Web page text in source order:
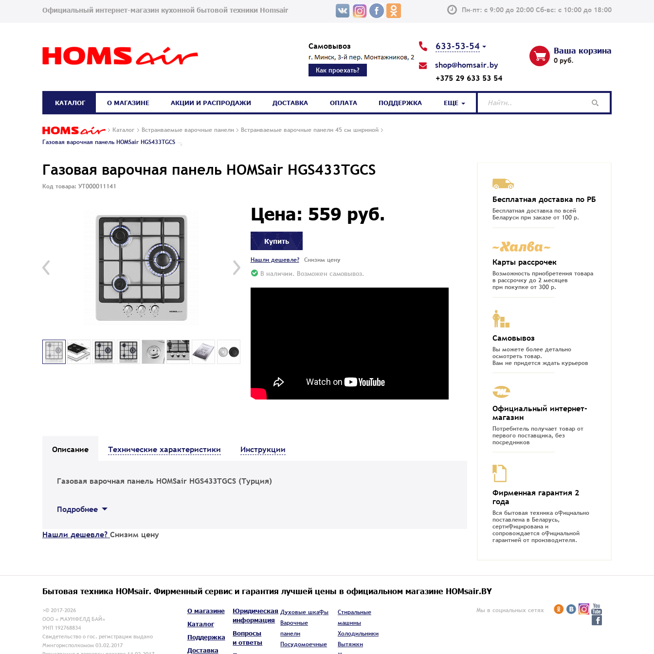
Официальный интернет-магазин кухонной бытовой техники Homsair Пн–пт: с 9:00 до 20:00 Сб-вс: с 10:00 до 18:00
Самовывоз
Как проехать?
633-53-54
shop@homsair.by
+375 29 633 53 54
Ваша корзина
0 руб.
Каталог Встраиваемые варочные панели
Встраиваемые варочные панели 45 см шириной
Газовая варочная панель HOMSair HGS433TGCS
Газовая варочная панель HOMSair HGS433TGCS
Код товара: УТ000011141
Цена: 559 руб.
Купить
Нашли дешевле? Снизим цену
В наличии. Возможен самовывоз.
Описание Технические характеристики Инструкции
Газовая варочная панель HOMSair HGS433TGCS (Турция)
Подробнее
Нашли дешевле? Снизим цену
Бесплатная доставка по РБ
Бесплатная доставка по всей
Беларуси при заказе от 100 р.
Карты рассрочек
Возможность приобретения товара
в рассрочку до 2 месяцев
при покупке от 300 р.
Самовывоз
Вы можете более детально
осмотреть товар.
Вам не придется ждать курьеров
Официальный интернет-
магазин
Потребитель получает товар от
первого поставщика, без
посредников
Фирменная гарантия 2
года
Вся бытовая техника официально
поставлена в Беларусь,
сертифицирована и
сопровождается официальной
гарантией от производителя.
КАТАЛОГ О МАГАЗИНЕ АКЦИИ И РАСПРОДАЖИ ДОСТАВКА ОПЛАТА ПОДДЕРЖКА ЕЩЕ
Бытовая техника HOMsair. Фирменный сервис и гарантия лучшей цены в официальном магазине HOMsair.BY
>© 2017-2026
ООО « МАУНФЕЛД БАЙ»
УНП 192768834
Свидетельство о гос. регистрации выдано
Мингорисполкомом 03.02.2017
О магазине
Каталог
Поддержка
Доставка
Юридическая
информация
Вопросы
и ответы
Духовые шкафы
Варочные
панели
Посудомоечные
Стиральные
машины
Холодильники
Вытяжки
Мы в социальных сетях